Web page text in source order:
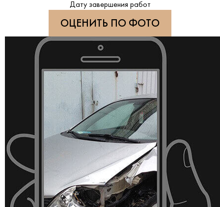
Дату завершения работ
ОЦЕНИТЬ ПО ФОТО